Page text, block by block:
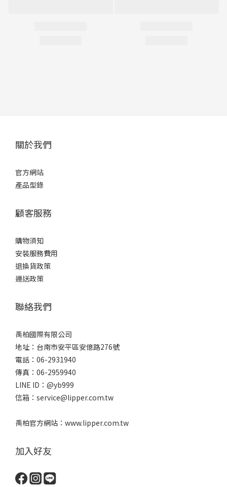
關於我們
官方網站
產品型錄
顧客服務
購物須知
安裝服務費用
退換貨政策
運送政策
聯絡我們
禹柏國際有限公司
地址：台南市安平區安億路276號
電話：06-2931940
傳真：06-2959940
LINE ID：@yb999
信箱：service@lipper.com.tw
禹柏官方網站：www.lipper.com.tw
加入好友